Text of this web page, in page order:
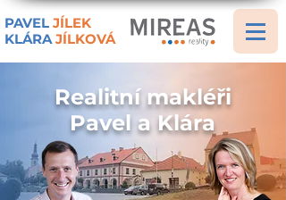
PAVEL JÍLEK
KLÁRA JÍLKOVÁ
Realitní makléři
Pavel a Klára